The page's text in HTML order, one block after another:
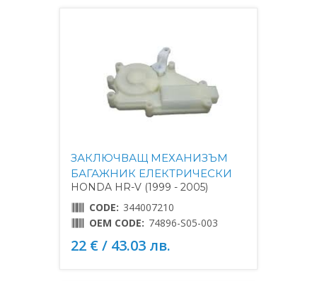
ЗАКЛЮЧВАЩ МЕХАНИЗЪМ
БАГАЖНИК ЕЛЕКТРИЧЕСКИ
HONDA HR-V (1999 - 2005)
CODE: 344007210
OEM CODE: 74896-S05-003
22 € / 43.03 лв.